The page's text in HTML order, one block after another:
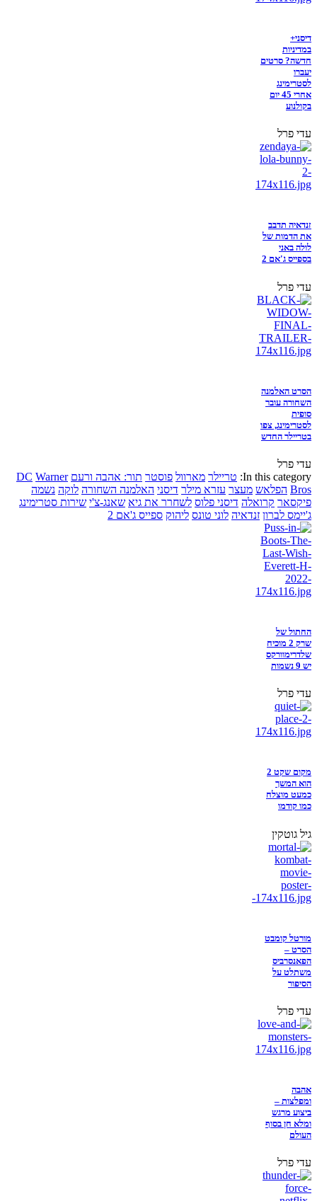
דיסני+
במדיניות
חדשה? סרטים
יעברו
לסטרימינג
אחרי 45 יום
בקולנוע
עדי פרל
זנדאיה תדבב
את הדמות של
לולה באני
בספייס ג'אם 2
עדי פרל
הסרט האלמנה
השחורה עובר
סופית
לסטרימינג, צפו
בטריילר החדש
עדי פרל
In this category: טריילר מארוול פוסטר תור: אהבה ורעם DC Warner
Bros הפלאש מעצר עזרא מילר דיסני האלמנה השחורה לוקה נשמה
פיקסאר קרואלה דיסני פלוס לשחרר את גיא שאנג-צ'י שירות סטרימינג
ג'יימס לברון זנדאיה לוני טונס ליהוק ספייס ג'אם 2
החתול של
שרק 2 מוכיח
שלדרימוורקס
יש 9 נשמות
עדי פרל
מקום שקט 2
הוא המשך
כמעט מוצלח
כמו קודמו
גיל גוטקין
מורטל קומבט
הסרט –
הפאנסרביס
משתלט על
הסיפור
עדי פרל
אהבה
ומפלצות –
ביצוע מרגש
ומלא חן בסוף
העולם
עדי פרל